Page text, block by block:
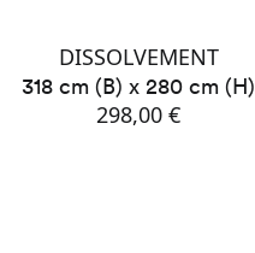
DISSOLVEMENT
318 cm (B) x 280 cm (H)
298,00 €